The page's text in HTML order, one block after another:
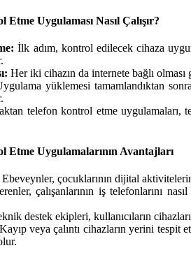
Uygulaması Nasıl Çalışır?
İlk adım, kontrol edilecek cihaza
Her iki cihazın da internete bağlı
yüklemesi tamamlandıktan
telefon kontrol etme uygulamaları,
Etme Uygulamalarının Avantajları
Ebeveynler, çocuklarının dijital
çalışanlarının iş telefonlarını
destek ekipleri, kullanıcıların
Kayıp veya çalıntı cihazların yerini